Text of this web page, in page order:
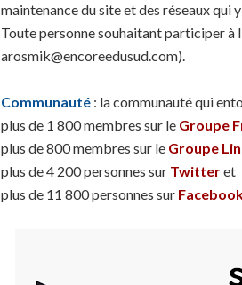
maintenance du site et des réseaux qui
Toute personne souhaitant participer à
arosmik@encoreedusud.com).
Communauté : la communauté qui
plus de 1 800 membres sur le Groupe
plus de 800 membres sur le Groupe
plus de 4 200 personnes sur Twitteret
plus de 11 800 personnes sur